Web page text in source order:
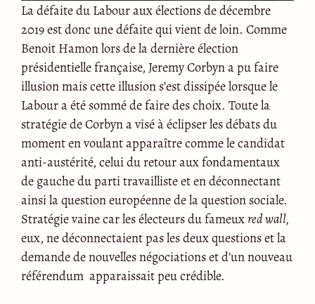
La défaite du Labour aux élections de décembre
2019 est donc une défaite qui vient de loin. Comme
Benoit Hamon lors de la dernière élection
présidentielle française, Jeremy Corbyn a pu faire
illusion mais cette illusion s’est dissipée lorsque le
Labour a été sommé de faire des choix. Toute la
stratégie de Corbyn a visé à éclipser les débats du
moment en voulant apparaître comme le candidat
anti-austérité, celui du retour aux fondamentaux
de gauche du parti travailliste et en déconnectant
ainsi la question européenne de la question sociale.
Stratégie vaine car les électeurs du fameuxred wall,
eux, ne déconnectaient pas les deux questions et la
demande de nouvelles négociations et d’un nouveau
référendum apparaissait peu crédible.